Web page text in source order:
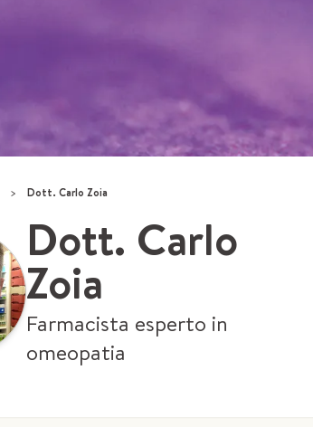
> Dott. Carlo Zoia
Dott. Carlo
Zoia
Farmacista esperto in
omeopatia